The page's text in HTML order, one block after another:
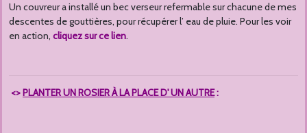
Un couvreur a installé un bec verseur refermable sur chacune de mes
descentes de gouttières, pour récupérer l’ eau de pluie. Pour les voir
en action, cliquez sur ce lien.
<>PLANTER UN ROSIER À LA PLACE D' UN AUTRE: